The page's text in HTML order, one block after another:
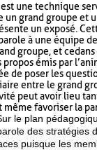
une technique
un grand groupe et
un exposé.
à une équipe
groupe, et ce
émis par
de poser les
entre le grand
peut avoir lieu
même favoriser la
le plan
des stratégies
puisque les